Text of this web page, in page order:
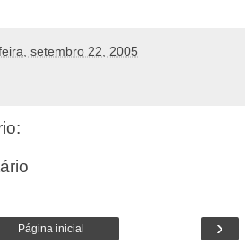
setembro 22, 2005
›
Página inicial